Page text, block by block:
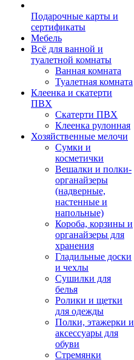
Подарочные карты и
сертификаты
Мебель
Всё для ванной и
туалетной комнаты
Ванная комната
Туалетная комната
Клеенка и скатерти
ПВХ
Скатерти ПВХ
Клеенка рулонная
Хозяйственные мелочи
Сумки и
косметички
Вешалки и полки-
органайзеры
(надверные,
настенные и
напольные)
Короба, корзины и
органайзеры для
хранения
Гладильные доски
и чехлы
Сушилки для
белья
Ролики и щетки
для одежды
Полки, этажерки и
аксессуары для
обуви
Стремянки